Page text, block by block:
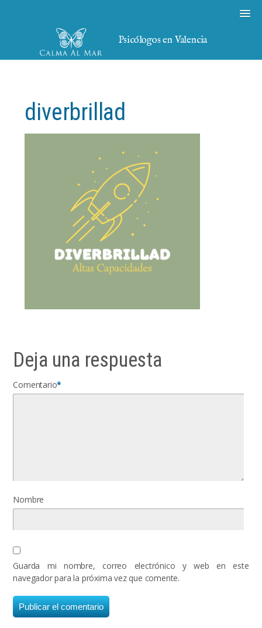
Psicólogos en Valencia
diverbrillad
Deja una respuesta
Comentario*
Nombre
Guarda mi nombre, correo electrónico y web en este
navegador para la próxima vez que comente.